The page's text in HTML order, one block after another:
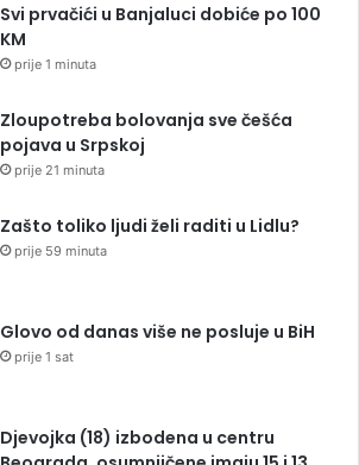
Svi prvačići u Banjaluci dobiće po 100
KM
prije 1 minuta
Zloupotreba bolovanja sve češća
pojava u Srpskoj
prije 21 minuta
Zašto toliko ljudi želi raditi u Lidlu?
prije 59 minuta
Glovo od danas više ne posluje u BiH
prije 1 sat
Djevojka (18) izbodena u centru